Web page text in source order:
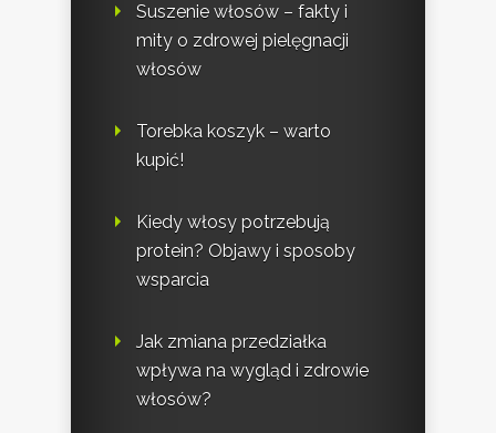
Suszenie włosów – fakty i
mity o zdrowej pielęgnacji
włosów
Torebka koszyk – warto
kupić!
Kiedy włosy potrzebują
protein? Objawy i sposoby
wsparcia
Jak zmiana przedziałka
wpływa na wygląd i zdrowie
włosów?